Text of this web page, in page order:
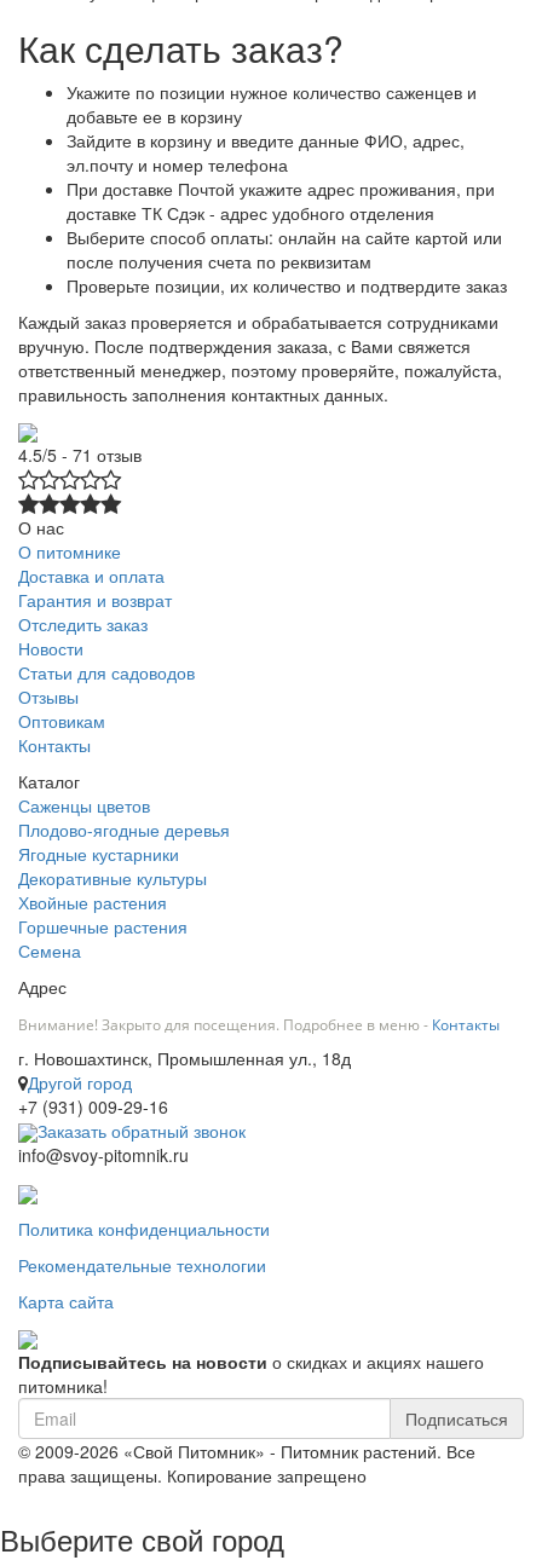
Как сделать заказ?
Укажите по позиции нужное количество саженцев и
добавьте ее в корзину
Зайдите в корзину и введите данные ФИО, адрес,
эл.почту и номер телефона
При доставке Почтой укажите адрес проживания, при
доставке ТК Сдэк - адрес удобного отделения
Выберите способ оплаты: онлайн на сайте картой или
после получения счета по реквизитам
Проверьте позиции, их количество и подтвердите заказ
Каждый заказ проверяется и обрабатывается сотрудниками
вручную. После подтверждения заказа, с Вами свяжется
ответственный менеджер, поэтому проверяйте, пожалуйста,
правильность заполнения контактных данных.
4.5/5 - 71 отзыв
О нас
О питомнике
Доставка и оплата
Гарантия и возврат
Отследить заказ
Новости
Статьи для садоводов
Отзывы
Оптовикам
Контакты
Каталог
Саженцы цветов
Плодово-ягодные деревья
Ягодные кустарники
Декоративные культуры
Хвойные растения
Горшечные растения
Семена
Адрес
Внимание! Закрыто для посещения. Подробнее в меню - Контакты
г. Новошахтинск, Промышленная ул., 18д
Другой город
+7 (931) 009-29-16
Заказать обратный звонок
info@svoy-pitomnik.ru
Политика конфиденциальности
Рекомендательные технологии
Карта сайта
Подписывайтесь на новости о скидках и акциях нашего
питомника!
Подписаться
© 2009-2026 «Свой Питомник» - Питомник растений. Все
права защищены. Копирование запрещено
Выберите свой город